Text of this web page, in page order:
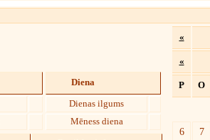
Diena
Dienas ilgums
Mēness diena
«
«
P O
6
7